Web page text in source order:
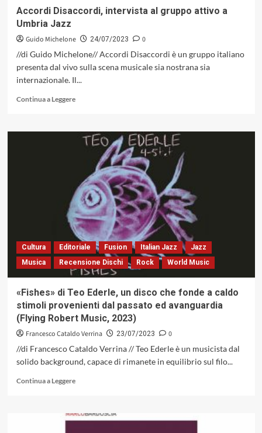
Accordi Disaccordi, intervista al gruppo attivo a
Umbria Jazz
Guido Michelone 24/07/2023
0
//di Guido Michelone// Accordi Disaccordi è un gruppo italiano
presenta dal vivo sulla scena musicale sia nostrana sia
internazionale. Il...
Continua a LeggereLeggi
su
Accordi
Disaccordi,
intervista
gruppo
attivo
a
Umbria
Jazz
Cultura Editoriale Fusion Italian Jazz
Jazz
Musica
Recensione Dischi Rock World Music
«Fishes» di Teo Ederle, un disco che fonde a caldo
stimoli provenienti dal passato ed avanguardia
(Flying Robert Music, 2023)
Francesco Cataldo Verrina 23/07/2023
0
//di Francesco Cataldo Verrina // Teo Ederle è un musicista dal
solido background, capace di rimanete in equilibrio sul filo...
Continua a LeggereLeggi
su
«Fishes»